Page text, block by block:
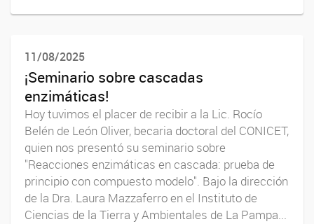
11/08/2025
¡Seminario sobre cascadas
enzimáticas!
Hoy tuvimos el placer de recibir a la Lic. Rocío
Belén de León Oliver, becaria doctoral del CONICET,
quien nos presentó su seminario sobre
"Reacciones enzimáticas en cascada: prueba de
principio con compuesto modelo". Bajo la dirección
de la Dra. Laura Mazzaferro en el Instituto de
Ciencias de la Tierra y Ambientales de La Pampa...